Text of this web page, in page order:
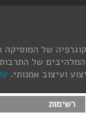
של המוסיקה
של
ועיצוב אמנותי.
רשימות